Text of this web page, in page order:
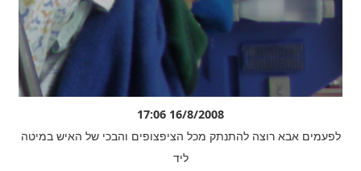
16/8/2008 17:06
לפעמים אבא רוצה להתנתק מכל הציפצופים והבכי של האיש במיטה
ליד